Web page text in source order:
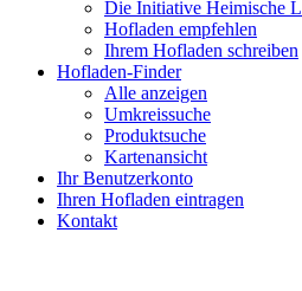
Die Initiative Heimische
Hofladen empfehlen
Ihrem Hofladen schreiben
Hofladen-Finder
Alle anzeigen
Umkreissuche
Produktsuche
Kartenansicht
Ihr Benutzerkonto
Ihren Hofladen eintragen
Kontakt